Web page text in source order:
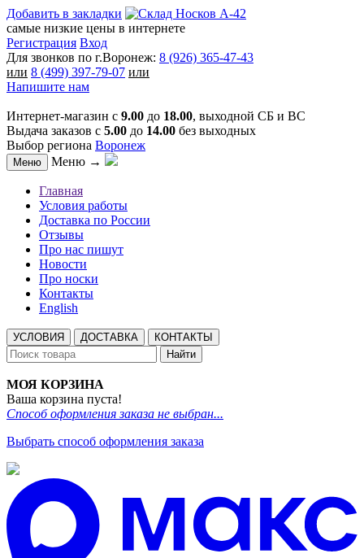
Добавить в закладки
самые низкие цены в интернете
Регистрация Вход
Для звонков по г.Воронеж: 8 (926) 365-47-43
или 8 (499) 397-79-07 или
Напишите нам
Интернет-магазин с 9.00 до 18.00, выходной СБ и ВС
Выдача заказов с 5.00 до 14.00 без выходных
Выбор региона Воронеж
Меню Меню →
Главная
Условия работы
Доставка по России
Отзывы
Про нас пишут
Новости
Про носки
Контакты
English
УСЛОВИЯ ДОСТАВКА
КОНТАКТЫ
Найти
МОЯ КОРЗИНА
Ваша корзина пуста!
Способ оформления заказа не выбран...
Выбрать способ оформления заказа